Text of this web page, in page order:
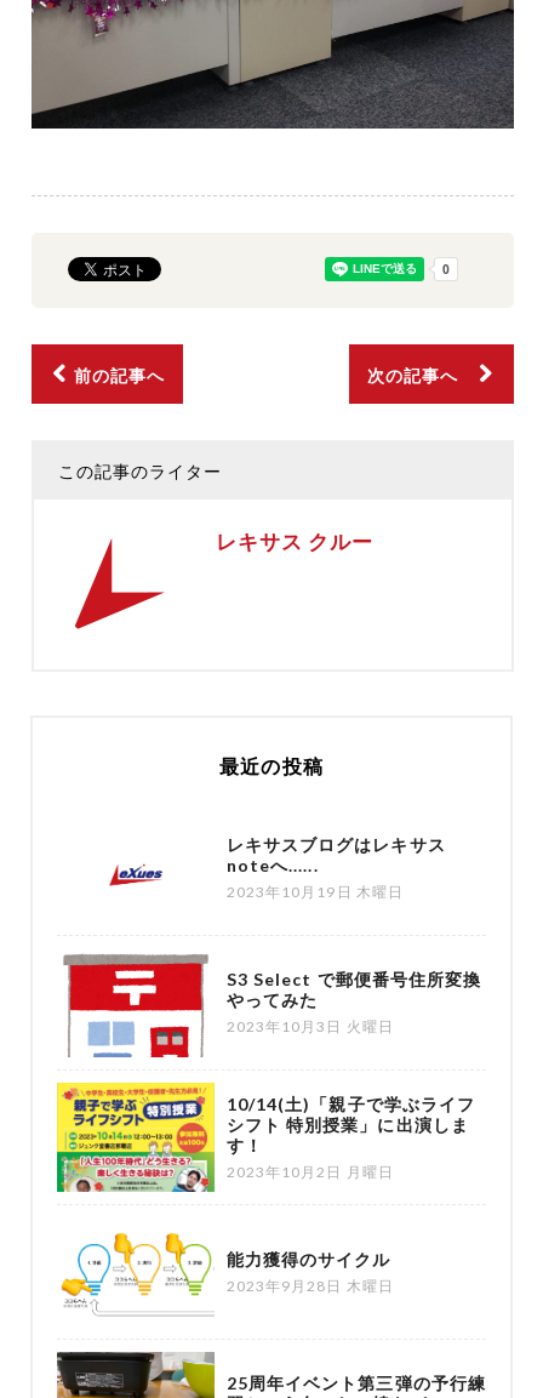
前の記事へ 次の記事へ
この記事のライター
レキサス クルー
最近の投稿
レキサスブログはレキサス
noteへ......
2023年10月19日 木曜日
S3 Select で郵便番号住所変換
やってみた
2023年10月3日 火曜日
10/14(土)「親子で学ぶライフ
シフト 特別授業」に出演しま
す！
2023年10月2日 月曜日
能力獲得のサイクル
2023年9月28日 木曜日
25周年イベント第三弾の予行練